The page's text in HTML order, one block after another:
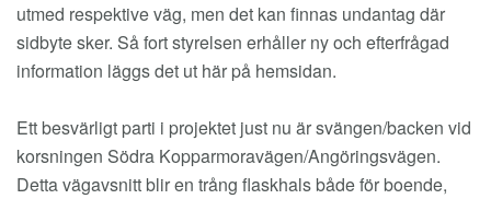
utmed respektive väg, men det kan finnas undantag där
sidbyte sker. Så fort styrelsen erhåller ny och efterfrågad
information läggs det ut här på hemsidan.
Ett besvärligt parti i projektet just nu är svängen/backen vid
korsningen Södra Kopparmoravägen/Angöringsvägen.
Detta vägavsnitt blir en trång flaskhals både för boende,